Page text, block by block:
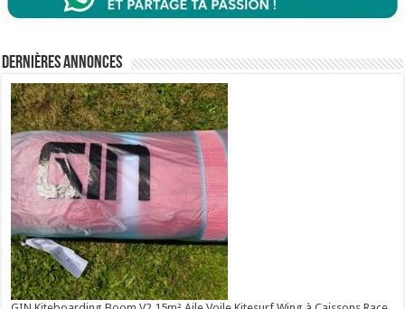
Dernières annonces